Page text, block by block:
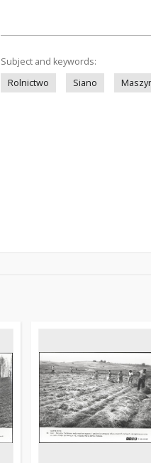
Subject and keywords:
Rolnictwo
Siano